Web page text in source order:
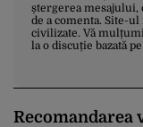
ștergerea mesajului,
de a comenta. Site-
civilizate. Vă
la o discuție bazată
Recomandarea